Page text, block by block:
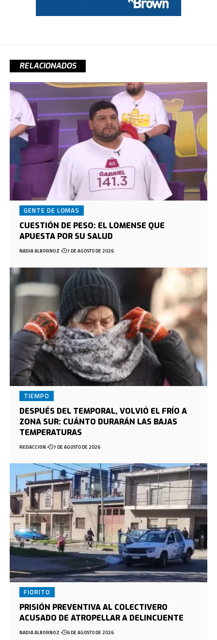
RELACIONADOS
GENTE DE LOMAS
CUESTIÓN DE PESO: EL LOMENSE QUE
APUESTA POR SU SALUD
NADIA ALBORNOZ 7 DE AGOSTO DE 2026
TIEMPO
DESPUÉS DEL TEMPORAL, VOLVIÓ EL FRÍO A
ZONA SUR: CUÁNTO DURARÁN LAS BAJAS
TEMPERATURAS
REDACCION 7 DE AGOSTO DE 2026
FIORITO
PRISIÓN PREVENTIVA AL COLECTIVERO
ACUSADO DE ATROPELLAR A DELINCUENTE
NADIA ALBORNOZ 6 DE AGOSTO DE 2026